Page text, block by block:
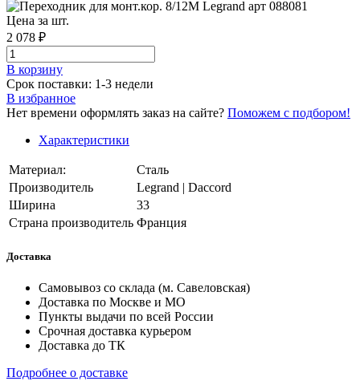
Цена за шт.
2 078 ₽
В корзинy
Срок поставки: 1-3 недели
В избранное
Нет времени оформлять заказ на сайте? Поможем с подбором!
Характеристики
Материал:
Сталь
Производитель
Legrand | Daccord
Ширина
33
Страна производитель Франция
Доставка
Самовывоз со склада (м. Савеловская)
Доставка по Москве и МО
Пункты выдачи по всей России
Срочная доставка курьером
Доставка до ТК
Подробнее о доставке